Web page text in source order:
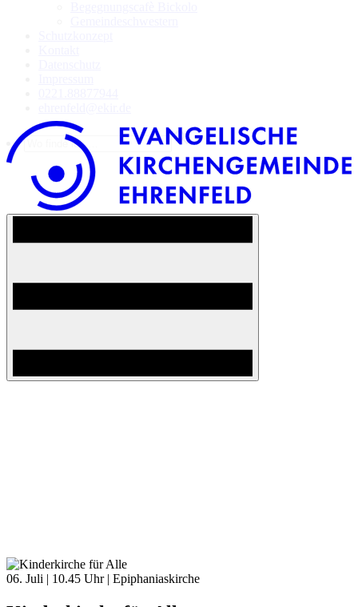
06. Juli | 10.45 Uhr | Epiphaniaskirche